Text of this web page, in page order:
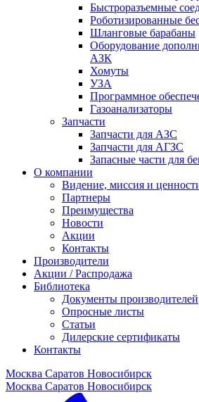
Быстроразъемные
Роботизированные
Шланговые барабаны
Оборудование
АЗК
Хомуты
УЗА
Программное
Газоанализаторы
Запчасти
Запчасти для АЗС
Запчасти для АГЗС
Запасные части для
О компании
Видение, миссия и
Партнеры
Преимущества
Новости
Акции
Контакты
Производители
Акции / Распродажа
Библиотека
Документы производителей
Опросные листы
Статьи
Дилерские сертификаты
Контакты
Москва Саратов Новосибирск
Москва Саратов Новосибирск